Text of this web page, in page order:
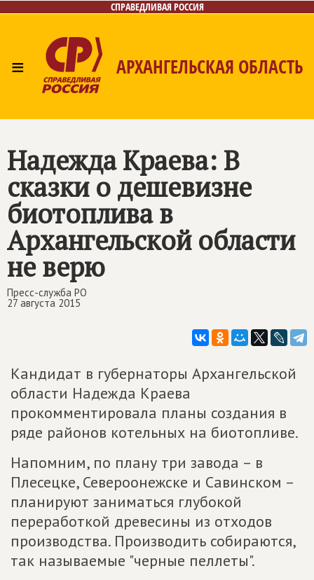
СПРАВЕДЛИВАЯ РОССИЯ
≡ АРХАНГЕЛЬСКАЯ ОБЛАСТЬ
Контакты
Надежда Краева: В
сказки о дешевизне
биотоплива в
Архангельской области
не верю
Пресс-служба РО
27 августа 2015
Кандидат в губернаторы Архангельской
области Надежда Краева
прокомментировала планы создания в
ряде районов котельных на биотопливе.
Напомним, по плану три завода – в
Плесецке, Североонежске и Савинском –
планируют заниматься глубокой
переработкой древесины из отходов
производства. Производить собираются,
так называемые "черные пеллеты".